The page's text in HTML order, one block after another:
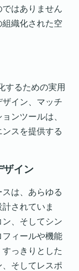
はありません
織化された空
するための実用
イン、マッチ
ンツールは、
スを提供する
ザイン
は、あらゆる
されていま
、そしてシン
ィールや機能
っきりとした
そしてレスポ